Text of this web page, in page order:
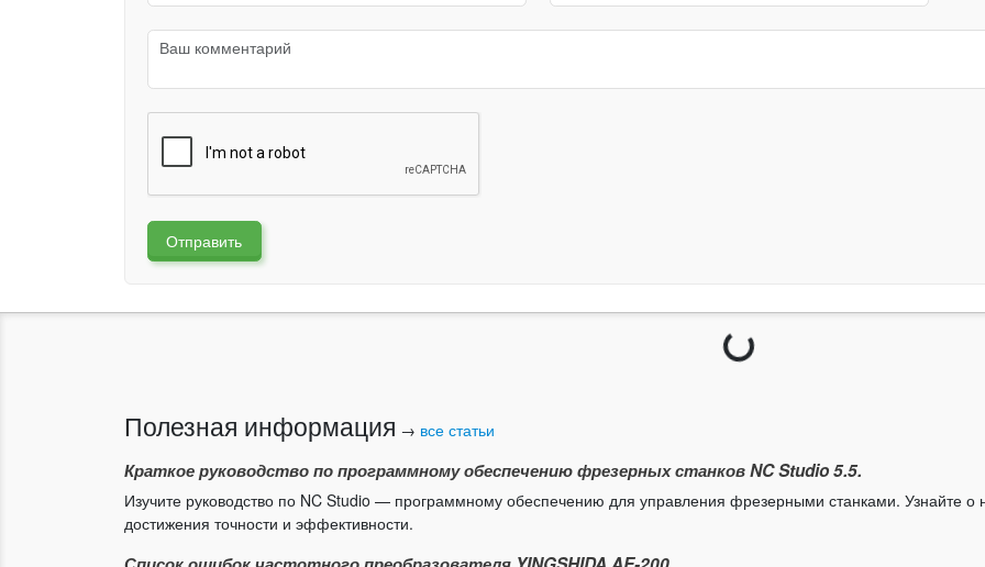
Отправить
Загрузка...
Полезная информация → все статьи
Краткое руководство по программному обеспечению фрезерных станков NC Studio 5.5.
Изучите руководство по NC Studio — программному обеспечению для управления фрезерными станками. Узнайте о
достижения точности и эффективности.